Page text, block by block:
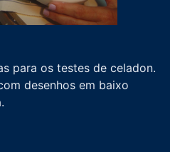
para os testes de celadon.
desenhos em baixo